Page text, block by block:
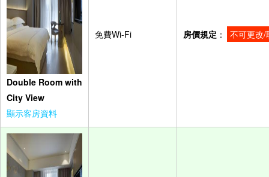
Double Room with
City View
顯示客房資料
免費Wi-Fi 房價規定 ： 不可更改/